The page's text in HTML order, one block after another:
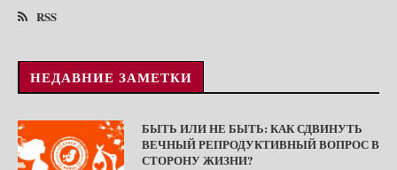
RSS
НЕДАВНИЕ ЗАМЕТКИ
БЫТЬ ИЛИ НЕ БЫТЬ: КАК СДВИНУТЬ
ВЕЧНЫЙ РЕПРОДУКТИВНЫЙ ВОПРОС В
СТОРОНУ ЖИЗНИ?